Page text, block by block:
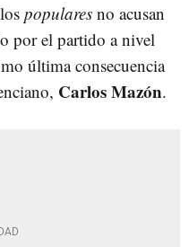
populares no acusan
por el partido a nivel
última consecuencia
Carlos Mazón.